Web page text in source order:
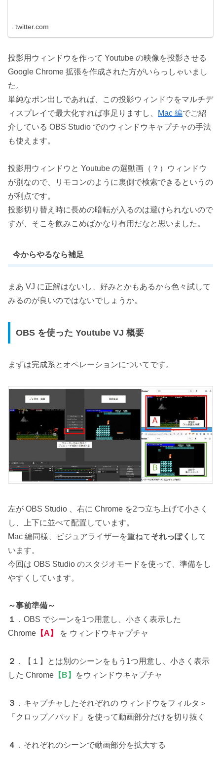
twitter.com
投影用ウィンドウを作って Youtube の映像を投影させる
Google Chrome 拡張を作成された方がいらっしゃいまし
た。
単純なポン出しであれば、この投影ウィンドウをマルチデ
ィスプレイで最大化すれば事足りますし、
Mac 編でご紹
介している OBS Studio でのウィンドウキャプチャの手法
も使えます。
投影用ウィンドウと Youtube の選動画（？）ウィンドウ
が別なので、リモコンのように裏側で検索できるというの
が利点です。
投影切り替え時に長めの暗転が入るのは避けられないので
すが、そこを飲みこめばかなり有用だなと思いました。
今からやるなら補足
まあ VJ に正解はないし、好みとかもあるから色々試して
みるのが良いのではないでしょうか。
OBS を使った Youtube VJ 概要
まずは完成系とオペレーションについてです。
左が OBS Studio 、右に Chrome を2つ立ち上げて小さく
し、上下に並べて配置しています。
Mac 編同様、ビジュアライザーを重ねてそれっぽく して
います。
今回は OBS Studio のスタジオモードを使って、準備をし
やすくしています。
～事前準備～
１ ．OBS でシーンを1つ用意し、小さく表示した
Chrome 【A】 を ウィンドウキャプチャ
２ ．【１】とは別のシーンをもう1つ用意し、小さく表示
した Chrome 【B】 をウィンドウキャプチャ
３ ．キャプチャしたそれぞれの ウィンドウをフィルタ＞
「クロップ／パッド」を使って動画部分だけを切り抜く
４ ．それぞれのシーンで動画部分を拡大する